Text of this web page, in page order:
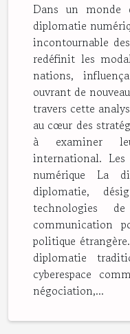
Dans un monde
diplomatie
incontournable
redéfinit les
nations,
ouvrant de
travers cette
au cœur des
à examiner
international.
numérique La
diplomatie,
technologies
communication
politique
diplomatie
cyberespace
négociation,...